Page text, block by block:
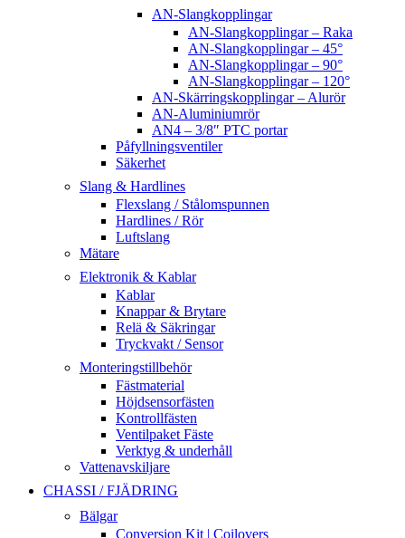
AN-Slangkopplingar
AN-Slangkopplingar – Raka
AN-Slangkopplingar – 45°
AN-Slangkopplingar – 90°
AN-Slangkopplingar – 120°
AN-Skärringskopplingar – Alurör
AN-Aluminiumrör
AN4 – 3/8″ PTC portar
Påfyllningsventiler
Säkerhet
Slang & Hardlines
Flexslang / Stålomspunnen
Hardlines / Rör
Luftslang
Mätare
Elektronik & Kablar
Kablar
Knappar & Brytare
Relä & Säkringar
Tryckvakt / Sensor
Monteringstillbehör
Fästmaterial
Höjdsensorfästen
Kontrollfästen
Ventilpaket Fäste
Verktyg & underhåll
Vattenavskiljare
CHASSI / FJÄDRING
Bälgar
Conversion Kit | Coilovers